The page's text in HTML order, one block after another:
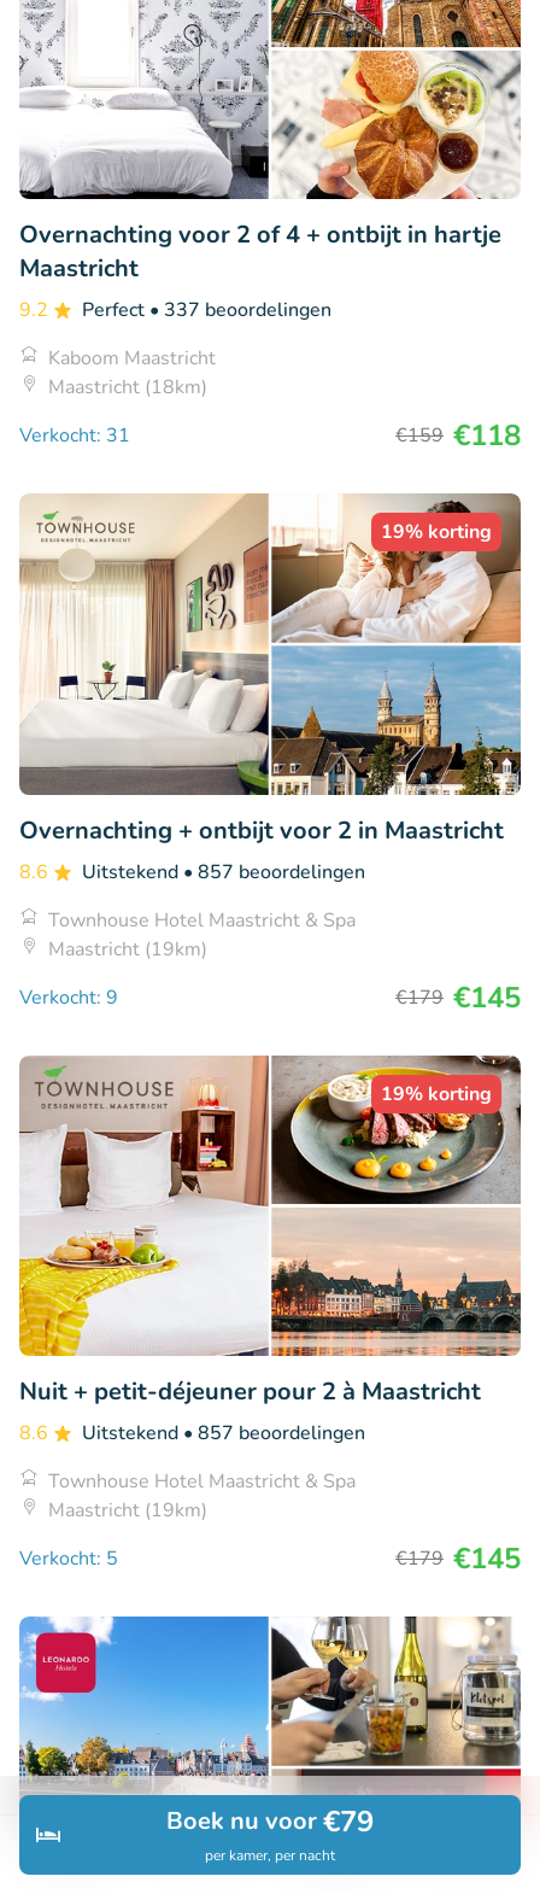
Zoeken Boekingen
Boek nu voor€79
per kamer, per nacht
Overnachting voor 2 of 4 + ontbijt in hartje
Maastricht
9.2 Perfect • 337 beoordelingen
Kaboom Maastricht
Maastricht (18km)
Verkocht: 31
€159 €118
19% korting
Overnachting + ontbijt voor 2 in Maastricht
8.6 Uitstekend • 857 beoordelingen
Townhouse Hotel Maastricht & Spa
Maastricht (19km)
Verkocht: 9
€179 €145
19% korting
Nuit + petit-déjeuner pour 2 à Maastricht
8.6 Uitstekend • 857 beoordelingen
Townhouse Hotel Maastricht & Spa
Maastricht (19km)
Verkocht: 5
€179 €145